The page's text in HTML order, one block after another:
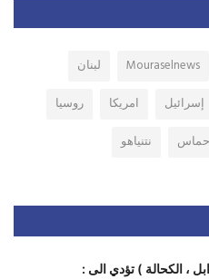
Mouraselnews
لبنان
إسرائيل امريكا
روسيا
حماس نتنياهو
، الكحالة ) تؤدي الى :